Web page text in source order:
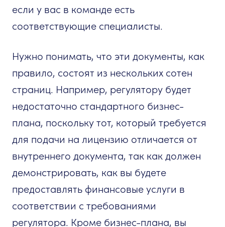
если у вас в команде есть
соответствующие специалисты.
Нужно понимать, что эти документы, как
правило, состоят из нескольких сотен
страниц. Например, регулятору будет
недостаточно стандартного бизнес-
плана, поскольку тот, который требуется
для подачи на лицензию отличается от
внутреннего документа, так как должен
демонстрировать, как вы будете
предоставлять финансовые услуги в
соответствии с требованиями
регулятора. Кроме бизнес-плана, вы